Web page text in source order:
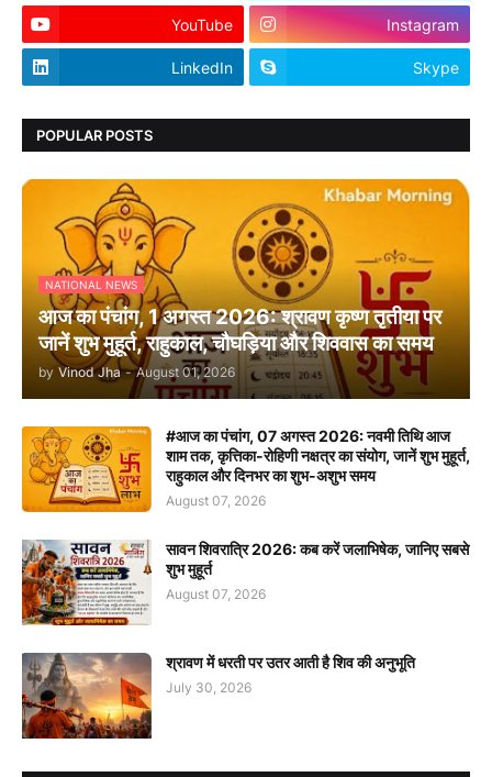
YouTube Instagram
LinkedIn Skype
POPULAR POSTS
NATIONAL NEWS
आज का पंचांग, 1 अगस्त 2026: श्रावण कृष्ण तृतीया पर
जानें शुभ मुहूर्त, राहुकाल, चौघड़िया और शिववास का समय
by Vinod Jha - August 01, 2026
#आज का पंचांग, 07 अगस्त 2026: नवमी तिथि आज
शाम तक, कृत्तिका-रोहिणी नक्षत्र का संयोग, जानें शुभ मुहूर्त,
राहुकाल और दिनभर का शुभ-अशुभ समय
August 07, 2026
सावन शिवरात्रि 2026: कब करें जलाभिषेक, जानिए सबसे
शुभ मुहूर्त
August 07, 2026
श्रावण में धरती पर उतर आती है शिव की अनुभूति
July 30, 2026